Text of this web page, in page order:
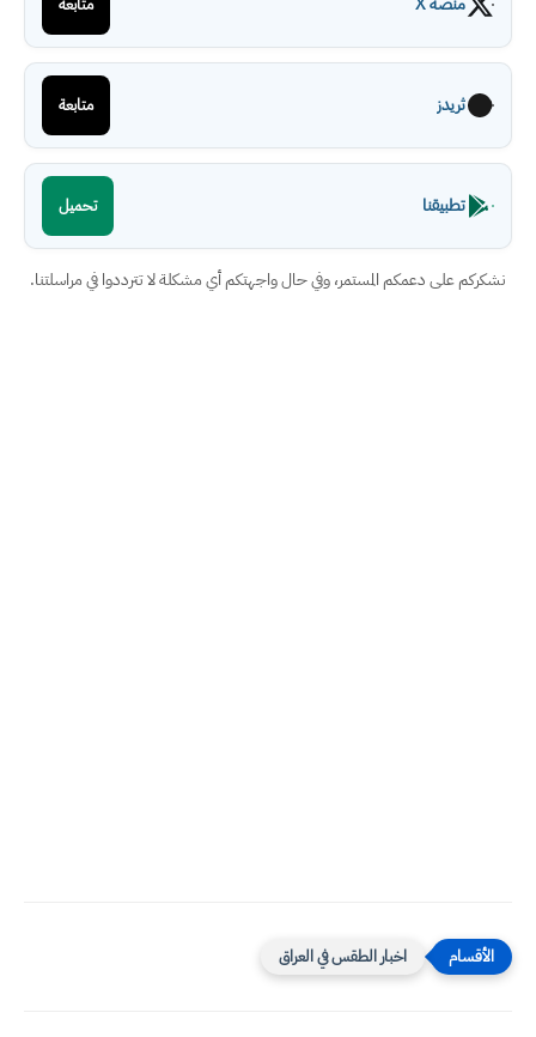
ثريدز متابعة
تطبيقنا تحميل
نشكركم على دعمكم المستمر، وفي حال واجهتكم أي مشكلة لا تترددوا في مراسلتنا.
اخبار الطقس في العراق